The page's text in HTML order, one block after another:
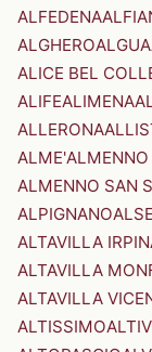
ALFEDENA
ALGHEROALGUA
ALICE BEL
ALIFEALIMENA
ALLERONA
ALME'
ALMENNO SAN
ALPIGNANO
ALTAVILLA
ALTAVILLA
ALTAVILLA
ALTISSIMO